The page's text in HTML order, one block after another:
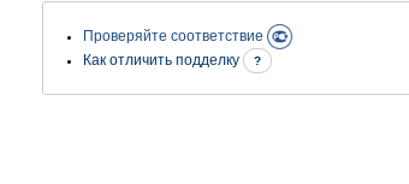
Проверяйте соответствие
Как отличить подделку
?